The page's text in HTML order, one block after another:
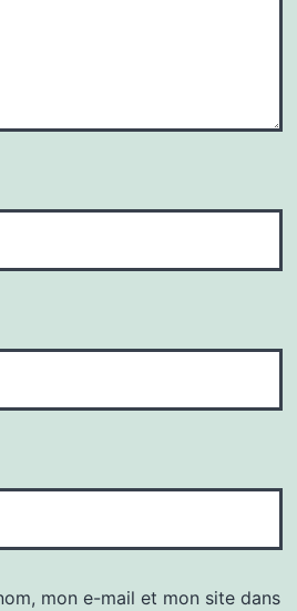
mon e-mail et mon site dans